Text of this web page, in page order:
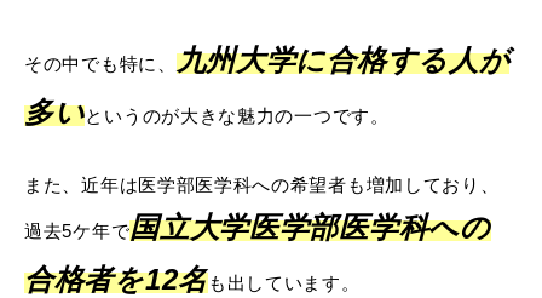
その中でも特に、 九州大学に合格する人が
多いというのが大きな魅力の一つです。
また、近年は医学部医学科への希望者も増加しており、
過去5ケ年で国立大学医学部医学科への
合格者を12名も出しています。